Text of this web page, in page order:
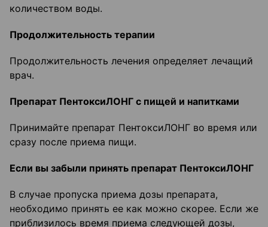
количеством воды.
Продолжительность терапии
Продолжительность лечения определяет лечащий
врач.
Препарат ПентоксиЛОНГ с пищей и напитками
Принимайте препарат ПентоксиЛОНГ во время или
сразу после приема пищи.
Если вы забыли принять препарат ПентоксиЛОНГ
В случае пропуска приема дозы препарата,
необходимо принять ее как можно скорее. Если же
приблизилось время приема следующей дозы,